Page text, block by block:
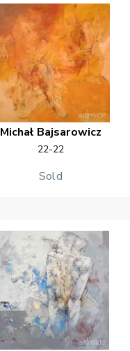
Michał Bajsarowicz
22-22
Sold